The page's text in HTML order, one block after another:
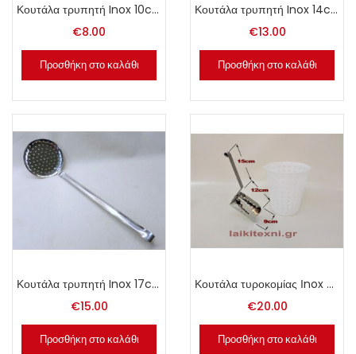
Κουτάλα τρυπητή Inox 10cm.
€8.00
Προσθήκη στο καλάθι
Κουτάλα τρυπητή Inox 14cm.
€13.00
Προσθήκη στο καλάθι
Κουτάλα τρυπητή Inox 17cm.
€15.00
Προσθήκη στο καλάθι
Κουτάλα τυροκομίας Ιnox Νο. 1.
€20.00
Προσθήκη στο καλάθι